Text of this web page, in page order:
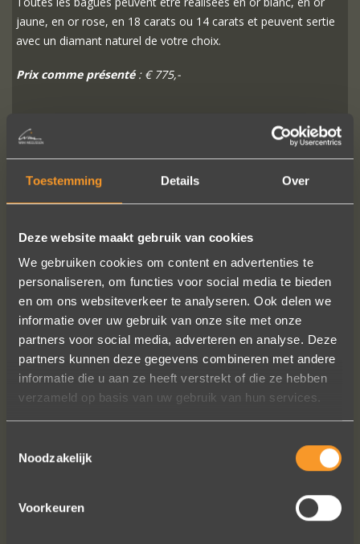
Toestemming Details Over
Deze website maakt gebruik van cookies
We gebruiken cookies om content en advertenties te
personaliseren, om functies voor social media te bieden
en om ons websiteverkeer te analyseren. Ook delen we
informatie over uw gebruik van onze site met onze
partners voor social media, adverteren en analyse. Deze
partners kunnen deze gegevens combineren met andere
informatie die u aan ze heeft verstrekt of die ze hebben
verzameld op basis van uw gebruik van hun services.
Noodzakelijk
Voorkeuren
jaune, en or rose, en 18 carats ou 14 carats et peuvent sertie
avec un diamant naturel de votre choix.
Prix comme présenté: € 775,-
PLUS D'INFO
SUIVEZ-NOUS SUR LES MÉDIAS SOCIAUX
Wat een prachtige sieraden! Na mn
trouwring heb ik nu aan mn andere
hand ook een juweeltje. Zo trots als